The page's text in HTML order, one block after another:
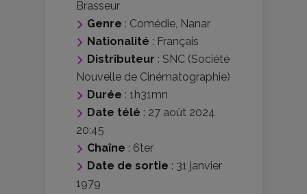
Brasseur
Genre : Comédie, Nanar
Nationalité : Français
Distributeur : SNC (Société
Nouvelle de Cinématographie)
Durée : 1h31mn
Date télé : 27 août 2024
20:45
Chaîne : 6ter
Date de sortie : 31 janvier
1979